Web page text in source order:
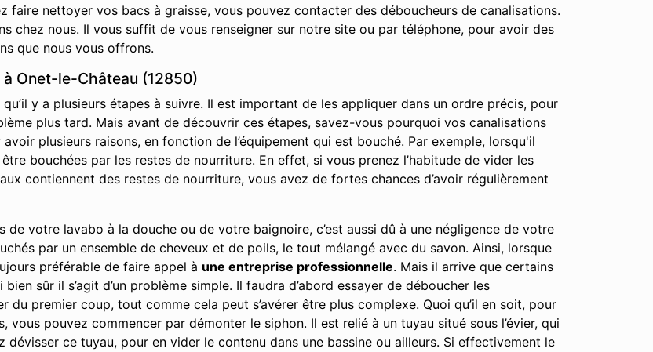
faire nettoyer vos bacs à graisse, vous pouvez contacter des déboucheurs de canalisations.
chez nous. Il vous suffit de vous renseigner sur notre site ou par téléphone, pour avoir des
que nous vous offrons.
Onet-le-Château (12850)
y a plusieurs étapes à suivre. Il est important de les appliquer dans un ordre précis, pour
plus tard. Mais avant de découvrir ces étapes, savez-vous pourquoi vos canalisations
plusieurs raisons, en fonction de l’équipement qui est bouché. Par exemple, lorsqu'il
bouchées par les restes de nourriture. En effet, si vous prenez l’habitude de vider les
contiennent des restes de nourriture, vous avez de fortes chances d’avoir régulièrement
de votre lavabo à la douche ou de votre baignoire, c’est aussi dû à une négligence de votre
par un ensemble de cheveux et de poils, le tout mélangé avec du savon. Ainsi, lorsque
préférable de faire appel à une entreprise professionnelle. Mais il arrive que certains
sûr il s’agit d’un problème simple. Il faudra d’abord essayer de déboucher les
du premier coup, tout comme cela peut s’avérer être plus complexe. Quoi qu’il en soit, pour
vous pouvez commencer par démonter le siphon. Il est relié à un tuyau situé sous l’évier, qui
ce tuyau, pour en vider le contenu dans une bassine ou ailleurs. Si effectivement le